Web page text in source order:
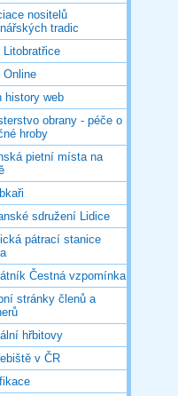
nositelů
tradic
Litobratřice
Online
history web
obrany - péče o
hroby
pietní místa na
sdružení Lidice
pátrací stanice
Čestná vzpomínka
stránky členů a
hřbitovy
v ČR